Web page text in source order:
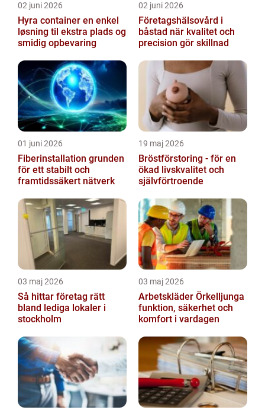
02 juni 2026
Hyra container en enkel
løsning til ekstra plads og
smidig opbevaring
02 juni 2026
Företagshälsovård i
båstad när kvalitet och
precision gör skillnad
01 juni 2026
Fiberinstallation grunden
för ett stabilt och
framtidssäkert nätverk
19 maj 2026
Bröstförstoring - för en
ökad livskvalitet och
självförtroende
03 maj 2026
Så hittar företag rätt
bland lediga lokaler i
stockholm
03 maj 2026
Arbetskläder Örkelljunga
funktion, säkerhet och
komfort i vardagen